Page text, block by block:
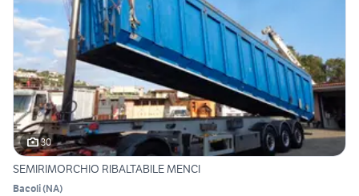
30
SEMIRIMORCHIO RIBALTABILE MENCI
Bacoli(NA)